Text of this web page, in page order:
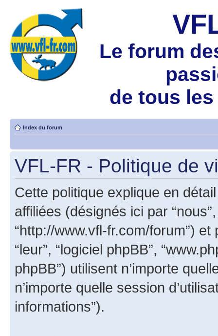
Le forum
de tous
Index du forum
VFL-FR - Politique de
Cette politique explique en
affiliées (désignés ici par “nous”,
“http://www.vfl-fr.com/forum”) et
“leur”, “logiciel phpBB”,
phpBB”) utilisent n’importe
n’importe quelle session
informations”).